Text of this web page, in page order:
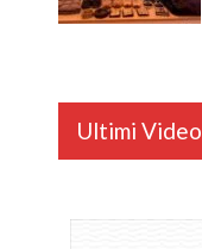
Ultimi Video